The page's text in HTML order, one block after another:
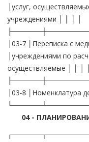
│услуг,
учреждениями │ │ │ │
│03-7 │Переписка с
│учреждениями по
осуществляемые │ │ │
│03-8 │Номенклатура
04 -